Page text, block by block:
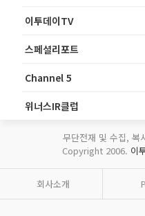
이투데이TV
스페셜리포트
Channel 5
위너스IR클럽
무단전재 및 수집, 복
Copyright 2006. 이
회사소개